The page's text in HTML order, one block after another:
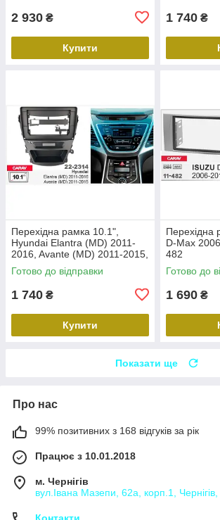
2 930 ₴
Купити
1 740 ₴
Перехідна рамка 10.1",
Hyundai Elantra (MD) 2011-
2016, Avante (MD) 2011-2015,
Carav 22-2314
Готово до відправки
1 740 ₴
Купити
Перехідна
D-Max
482
Готово до
1 690 ₴
Показати ще
Про нас
99% позитивних з 168 відгуків за рік
Працює з 10.01.2018
м. Чернігів
вул.Івана Мазепи, 62а, корп.1, Чернігів,